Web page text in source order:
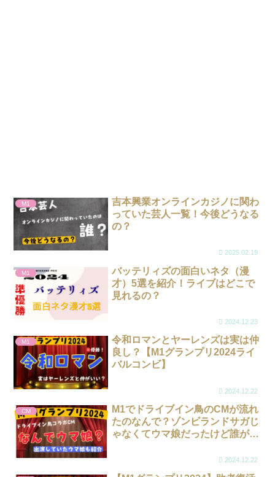
M1
吉本興業オンラインカジノに関わ
っていた芸人一覧！今後どうなる
の？
2025.02.19
M1
バッテリィズの面白いネタ（漫
才）5選を紹介！ライブはどこで
見れるの？
2024.12.23
M1
令和ロマンとヤーレンズは実は仲
良し？【M1グランプリ2024ライ
バルコンビ】
2024.12.22
CM
M1でドライブイン鳥のCMが流れ
たのなんで？ゾンビランドサガじ
ゃなくてウマ娘だったけど誰が出
2024.12.22